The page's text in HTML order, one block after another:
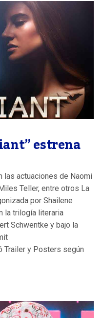
estrena
las actuaciones de Naomi
Teller, entre otros La
por Shailene
la trilogía literaria
Schwentke y bajo la
Trailer y Posters según